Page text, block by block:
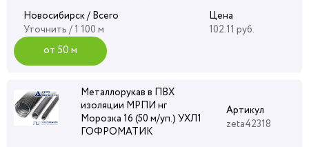
Новосибирск / Всего
Уточнить / 1 100 м
Цена
102.11 руб.
от 50 м
Металлорукав в ПВХ
изоляции МРПИ нг
Морозка 16 (50 м/уп.) УХЛ1
ГОФРОМАТИК
Артикул
zeta42318